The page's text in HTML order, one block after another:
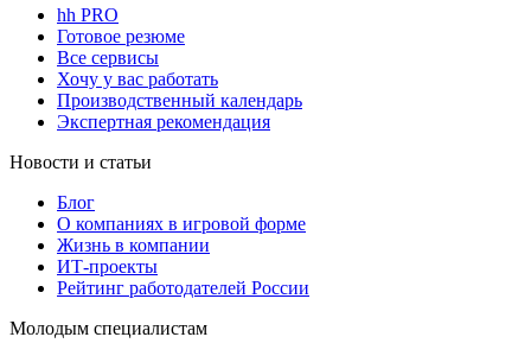
hh PRO
Готовое резюме
Все сервисы
Хочу у вас работать
Производственный календарь
Экспертная рекомендация
Новости и статьи
Блог
О компаниях в игровой форме
Жизнь в компании
ИТ-проекты
Рейтинг работодателей России
Молодым специалистам